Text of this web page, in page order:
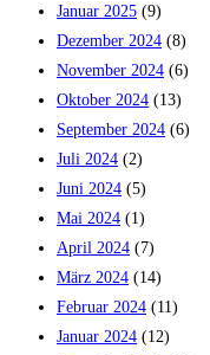
Januar 2025 (9)
Dezember 2024 (8)
November 2024 (6)
Oktober 2024 (13)
September 2024 (6)
Juli 2024 (2)
Juni 2024 (5)
Mai 2024 (1)
April 2024 (7)
März 2024 (14)
Februar 2024 (11)
Januar 2024 (12)